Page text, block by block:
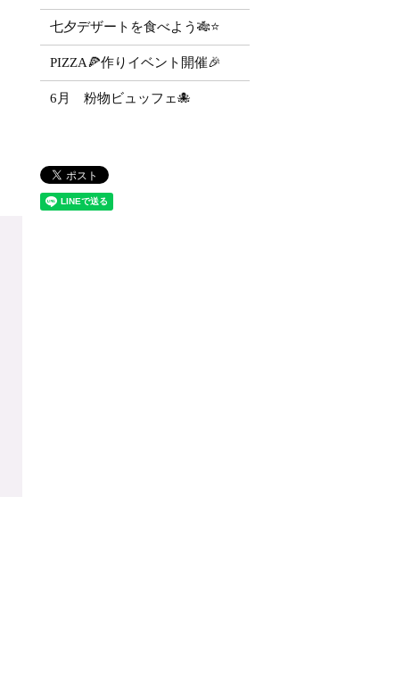
七夕デザートを食べよう🎋⭐️
PIZZA🍕作りイベント開催🎉
6月 粉物ビュッフェ🐙